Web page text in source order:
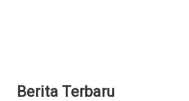
Berita Terbaru